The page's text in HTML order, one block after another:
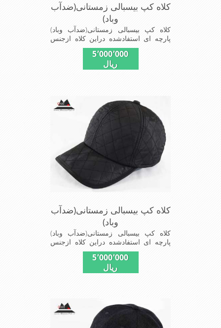
کلاه کپ بیسبالی زمستانی(ضدآب
وباد)
کلاه کپ بیسبالی زمستانی(ضدآب وباد)
پارچه ای استفادشده دراین کلاه ازجنس
ازجنس شمعی برای دوخت کاپشن بارانی
استفاده می شودبا آستر ضخیم که مناسب
عالی,دوخت مناسب,سبکی, خوش فرمی
ازدیگرخصوصیات این کلاه می باشند
5٬000٬000
ریال
کلاه کپ بیسبالی زمستانی(ضدآب
وباد)
کلاه کپ بیسبالی زمستانی(ضدآب وباد)
پارچه ای استفادشده دراین کلاه ازجنس
ازجنس شمعی برای دوخت کاپشن بارانی
استفاده می شودبا آستر ضخیم که مناسب
عالی,دوخت مناسب,سبکی, خوش فرمی
ازدیگرخصوصیات این کلاه می باشند
5٬000٬000
ریال